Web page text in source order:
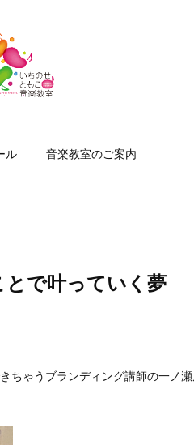
ル 音楽教室のご案内
で叶っていく夢
ちゃうブランディング講師の一ノ瀬